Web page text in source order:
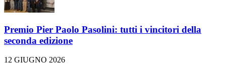
Premio Pier Paolo Pasolini: tutti i vincitori della
seconda edizione
12 GIUGNO 2026